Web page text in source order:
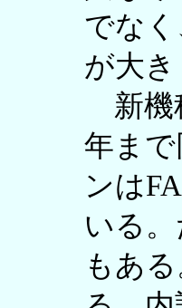
でな
が大き
新機
年ま
ンは
いる
もあ